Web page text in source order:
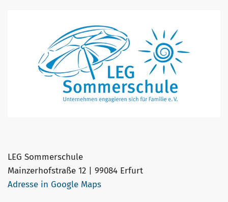
LEG Sommerschule
Mainzerhofstraße 12 | 99084 Erfurt
Adresse in Google Maps